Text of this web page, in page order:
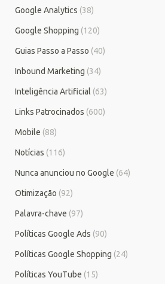
Google Analytics (38)
Google Shopping (120)
Guias Passo a Passo (40)
Inbound Marketing (34)
Inteligência Artificial (63)
Links Patrocinados (600)
Mobile (88)
Notícias (116)
Nunca anunciou no Google (64)
Otimização (92)
Palavra-chave (97)
Políticas Google Ads (90)
Políticas Google Shopping (24)
Políticas YouTube (15)